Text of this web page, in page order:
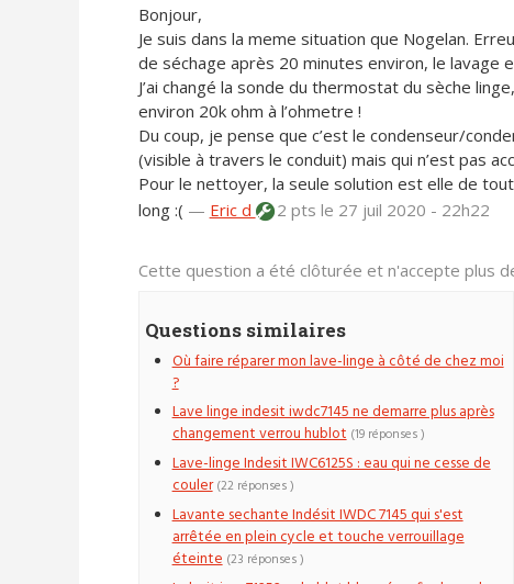
Bonjour,
Je suis dans la meme situation que Nogelan.
de séchage après 20 minutes environ, le lavage
J’ai changé la sonde du thermostat du sèche
environ 20k ohm à l’ohmetre !
Du coup, je pense que c’est le condenseur/
(visible à travers le conduit) mais qui n’est pas
Pour le nettoyer, la seule solution est elle de
long :( — Eric d 2 pts le 27 juil 2020 - 22h22
Cette question a été clôturée et n'accepte plus
Questions similaires
Où faire réparer mon lave-linge à côté de chez moi
?
Lave linge indesit iwdc7145 ne demarre plus après
changement verrou hublot (19 réponses )
Lave-linge Indesit IWC6125S : eau qui ne cesse de
couler (22 réponses )
Lavante sechante Indésit IWDC 7145 qui s'est
arrêtée en plein cycle et touche verrouillage
éteinte (23 réponses )